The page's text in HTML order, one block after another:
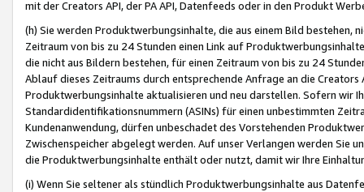
mit der Creators API, der PA API, Datenfeeds oder in den Produkt
(h) Sie werden Produktwerbungsinhalte, die aus einem Bild bestehen,
Zeitraum von bis zu 24 Stunden einen Link auf
die nicht aus Bildern bestehen, für einen Zeitraum von bis zu 24
Ablauf dieses Zeitraums durch entsprechende Anfrage an die
Produktwerbungsinhalte aktualisieren und neu darstellen. Sofern wir
Standardidentifikationsnummern (ASINs) für einen unbestimmten
Kundenanwendung, dürfen unbeschadet des Vorstehenden
Zwischenspeicher abgelegt werden. Auf unser Verlangen werden Sie
die Produktwerbungsinhalte enthält oder nutzt, damit wir Ihre
(i) Wenn Sie seltener als stündlich Produktwerbungsinhalte aus